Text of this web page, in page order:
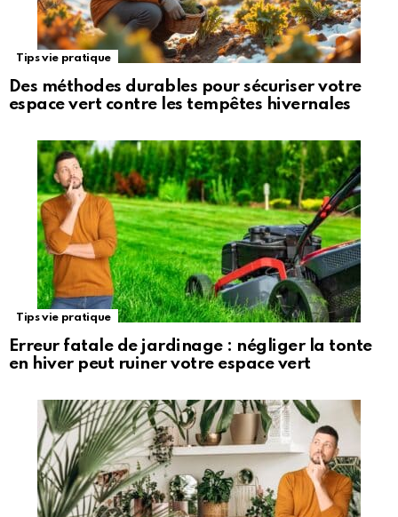
Tips vie pratique
Des méthodes durables pour sécuriser votre
espace vert contre les tempêtes hivernales
Tips vie pratique
Erreur fatale de jardinage : négliger la tonte
en hiver peut ruiner votre espace vert